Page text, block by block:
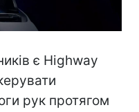
є Highway
рук протягом